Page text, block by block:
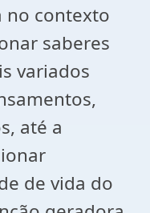
no contexto
saberes
variados
até a
de vida do